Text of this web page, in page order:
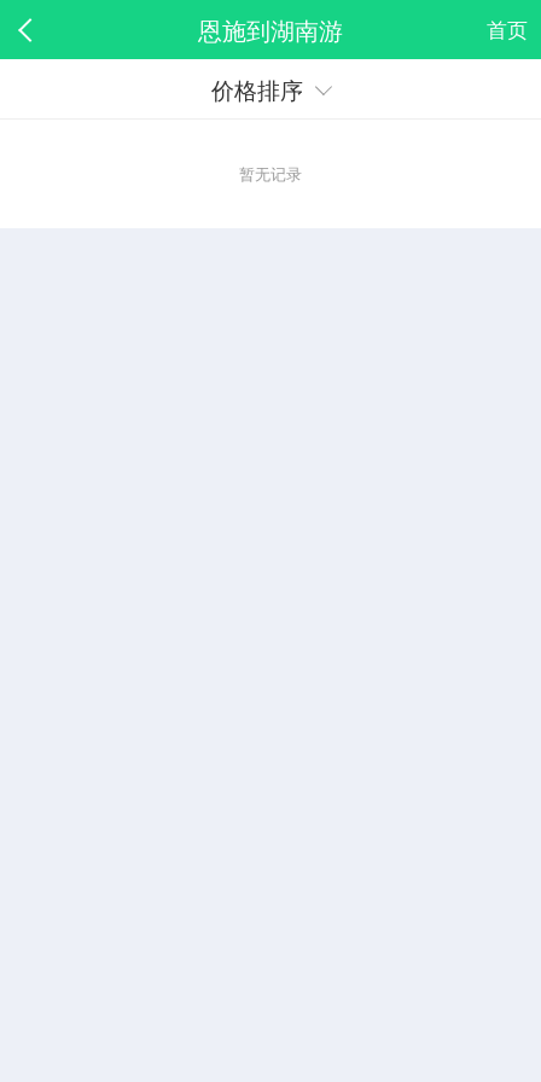
恩施到湖南游 首页
价格排序
暂无记录